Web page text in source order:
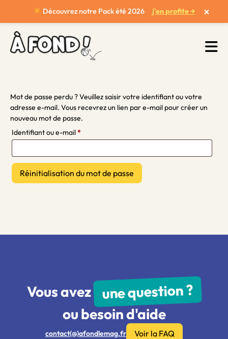
Découvrez notre Pack été 2026 j'en profite → ×
Mot de passe perdu ? Veuillez saisir votre identifiant ou votre
adresse e-mail. Vous recevrez un lien par e-mail pour créer un
nouveau mot de passe.
Identifiant ou e-mail*Obligatoire
Réinitialisation du mot de passe
Vous avez une question ?
ou besoin d'aide
contact(@)afondlemag.fr Voir la FAQ